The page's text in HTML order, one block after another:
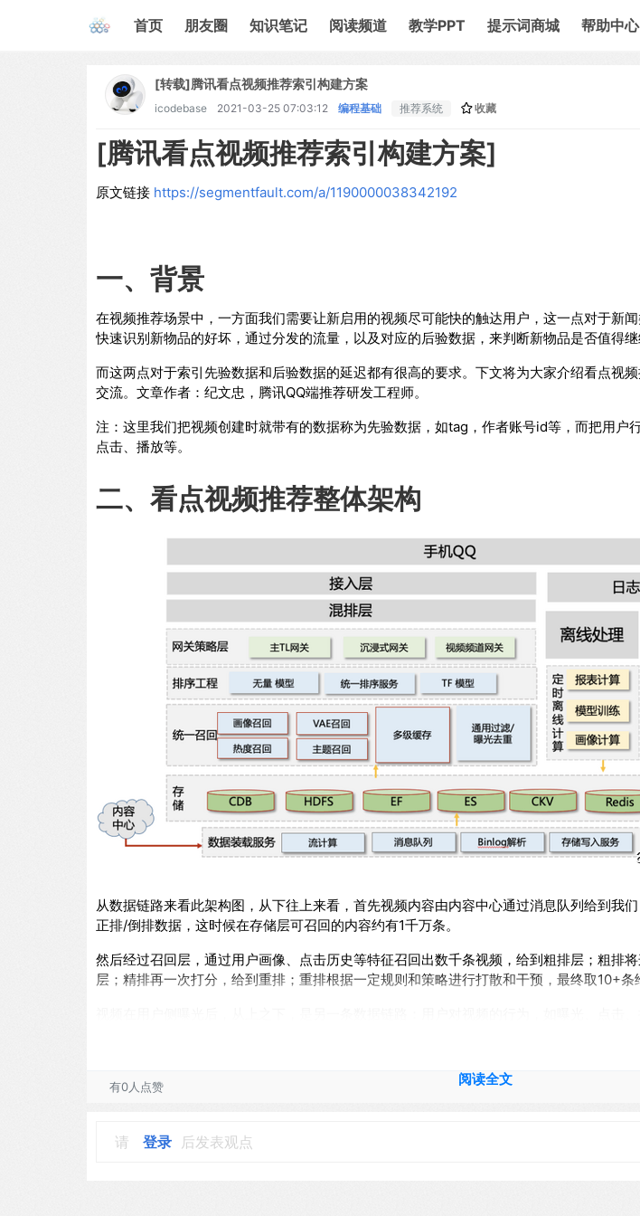
首页 朋友圈 知识笔记 阅读频道 教学PPT 提示词商城 帮助中心
[转载]腾讯看点视频推荐索引构建方案
icodebase 2021-03-25 07:03:12 编程基础 推荐系统 收藏
[腾讯看点视频推荐索引构建方案]
原文链接 https://segmentfault.com/a/1190000038342192
一、背景
在视频推荐场景中，一方面我们需要让新启用的视频尽可能快的触达用户，这一点对于新
快速识别新物品的好坏，通过分发的流量，以及对应的后验数据，来判断新物品是否值得继
而这两点对于索引先验数据和后验数据的延迟都有很高的要求。下文将为大家介绍看点视
交流。文章作者：纪文忠，腾讯QQ端推荐研发工程师。
注：这里我们把视频创建时就带有的数据称为先验数据，如tag，作者账号id等，而把用户
点击、播放等。
二、看点视频推荐整体架构
从数据链路来看此架构图，从下往上来看，首先视频内容由内容中心通过消息队列给到我
正排/倒排数据，这时候在存储层可召回的内容约有1千万条。
然后经过召回层，通过用户画像、点击历史等特征召回出数千条视频，给到粗排层；粗排
层；精排再一次打分，给到重排；重排根据一定规则和策略进行打散和干预，最终取10+条
基于此架构，我们需要设计一套召回/倒排索引，能够以实时/近实时的延迟来处理所有数据。
阅读全文
有0人点赞
请 登录 后发表观点